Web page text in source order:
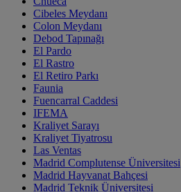
Cibeles Meydanı
Colon Meydanı
Debod Tapınağı
El Pardo
El Rastro
El Retiro Parkı
Faunia
Fuencarral Caddesi
IFEMA
Kraliyet Sarayı
Kraliyet Tiyatrosu
Las Ventas
Madrid Complutense Üniversitesi
Madrid Hayvanat Bahçesi
Madrid Teknik Üniversitesi